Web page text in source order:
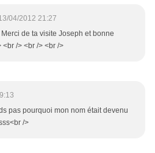
04/2012 21:27
de ta visite Joseph et bonne
<br /> <br /> <br />
pas pourquoi mon nom était devenu
/>